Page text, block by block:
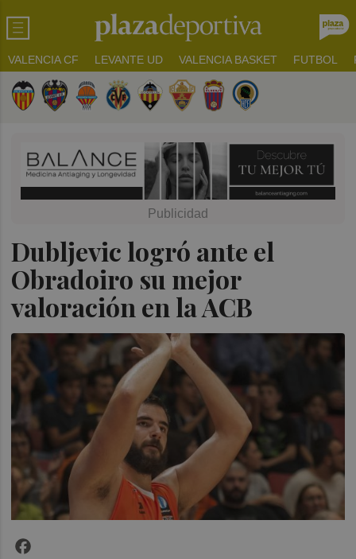
VALENCIA CF LEVANTE UD VALENCIA BASKET FUTBOL
Dubljevic logró ante el
Obradoiro su mejor
valoración en la ACB